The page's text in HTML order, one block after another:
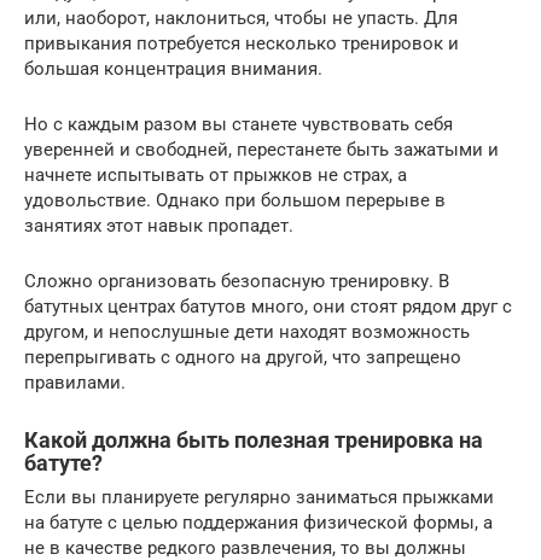
или, наоборот, наклониться, чтобы не упасть. Для
привыкания потребуется несколько тренировок и
большая концентрация внимания.
Но с каждым разом вы станете чувствовать себя
уверенней и свободней, перестанете быть зажатыми и
начнете испытывать от прыжков не страх, а
удовольствие. Однако при большом перерыве в
занятиях этот навык пропадет.
Сложно организовать безопасную тренировку. В
батутных центрах батутов много, они стоят рядом друг с
другом, и непослушные дети находят возможность
перепрыгивать с одного на другой, что запрещено
правилами.
Какой должна быть полезная тренировка на
батуте?
Если вы планируете регулярно заниматься прыжками
на батуте с целью поддержания физической формы, а
не в качестве редкого развлечения, то вы должны